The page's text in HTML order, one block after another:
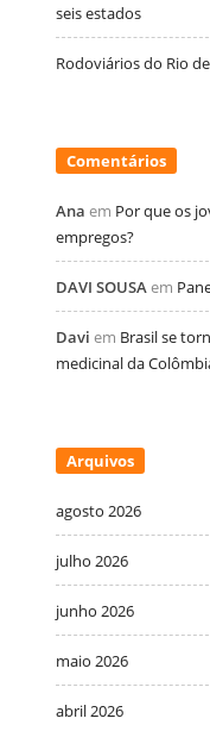
seis estados
Rodoviários do Rio
Comentários
Ana em Por que os
empregos?
DAVI SOUSAem
Davi em Brasil se
medicinal da
Arquivos
agosto 2026
julho 2026
junho 2026
maio 2026
abril 2026